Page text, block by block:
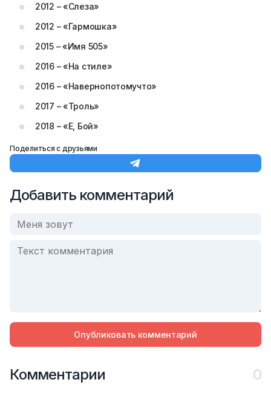
2012 – «Слеза»
2012 – «Гармошка»
2015 – «Имя 505»
2016 – «На стиле»
2016 – «Навернопотомучто»
2017 – «Троль»
2018 – «Е, Бой»
Поделиться с друзьями
Добавить комментарий
Опубликовать комментарий
Комментарии 0